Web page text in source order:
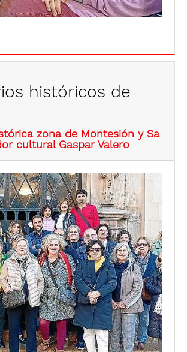
históricos de
zona de Montesión y Sa
cultural Gaspar Valero